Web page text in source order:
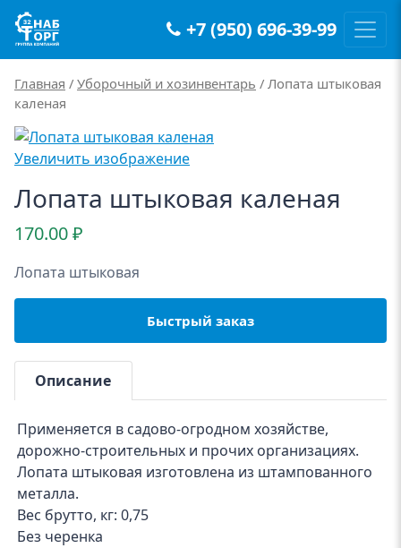
Main Navigation +7 (950) 696-39-99
Главная / Уборочный и хозинвентарь / Лопата штыковая
каленая
Увеличить изображение
Лопата штыковая каленая
170.00₽
Лопата штыковая
Быстрый заказ
Описание
Применяется в садово-огродном хозяйстве,
дорожно-строительных и прочих организациях.
Лопата штыковая изготовлена из штампованного
металла.
Вес брутто, кг: 0,75
Без черенка